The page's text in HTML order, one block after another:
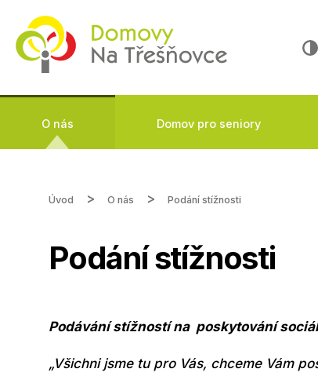
O nás Domov pro seniory
Úvod O nás Podání stížnosti
Podání stížnosti
Podávání stížností na poskytování
„Všichni jsme tu pro Vás, chceme Vám